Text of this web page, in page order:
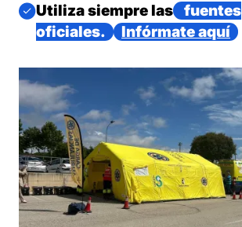
Imagen
Utiliza siempre las
fuentes
oficiales.
Infórmate aquí